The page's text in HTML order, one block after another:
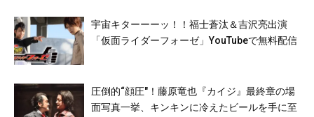
宇宙キターーーッ！！福士蒼汰＆吉沢亮出演
「仮面ライダーフォーゼ」YouTubeで無料配信
圧倒的“顔圧″！藤原竜也『カイジ』最終章の場
面写真一挙、キンキンに冷えたビールを手に至